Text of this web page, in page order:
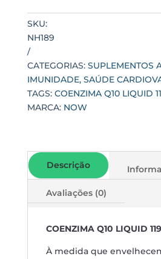
SKU:
NH189
CATEGORIAS: SUPLEMENTOS
IMUNIDADE, SAÚDE
TAGS: COENZIMA Q10 LIQUID
MARCA: NOW
Descrição
Avaliações (0)
COENZIMA Q10 LIQUID
À medida que